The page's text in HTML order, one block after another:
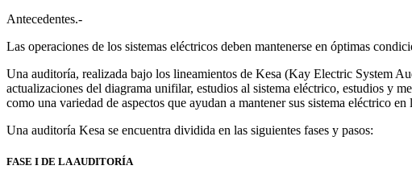
Antecedentes.-
Las operaciones de los sistemas eléctricos deben mantenerse en óptimas
Una auditoría, realizada bajo los lineamientos de Kesa (Kay Electric System
actualizaciones del diagrama unifilar, estudios al sistema eléctrico, estudios y
como una variedad de aspectos que ayudan a mantener sus sistema eléctrico
Una auditoría Kesa se encuentra dividida en las siguientes fases y pasos:
FASE I DE LA AUDITORÍA